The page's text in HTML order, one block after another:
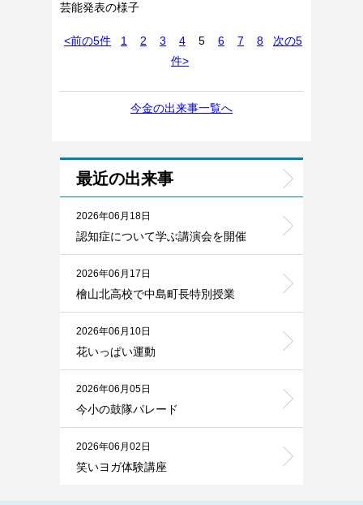
芸能発表の様子
<前の5件 1 2 3 4 5 6 7 8
次の5
件>
今金の出来事一覧へ
最近の出来事
2026年06月18日
認知症について学ぶ講演会を開催
2026年06月17日
檜山北高校で中島町長特別授業
2026年06月10日
花いっぱい運動
2026年06月05日
今小の鼓隊パレード
2026年06月02日
笑いヨガ体験講座